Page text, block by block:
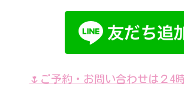
🌷ご予約・お問い合わせは２4